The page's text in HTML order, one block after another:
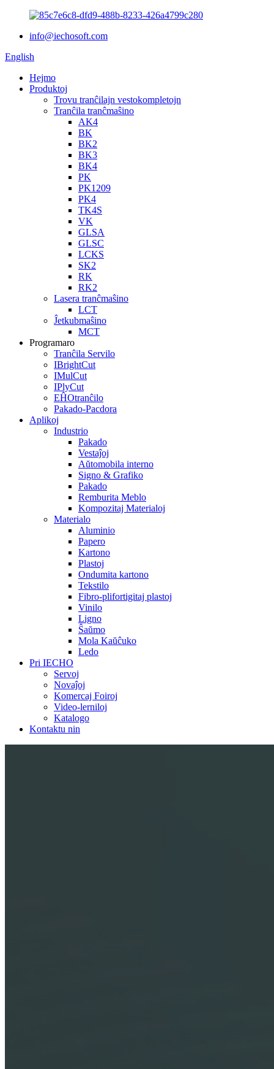
info@iechosoft.com
English
Hejmo
Produktoj
Trovu tranĉilajn vestokompletojn
Tranĉila tranĉmaŝino
AK4
BK
BK2
BK3
BK4
PK
PK1209
PK4
TK4S
VK
GLSA
GLSC
LCKS
SK2
RK
RK2
Lasera tranĉmaŝino
LCT
Ĵetkubmaŝino
MCT
Programaro
Tranĉila Servilo
IBrightCut
IMulCut
IPlyCut
EĤOtranĉilo
Pakado-Pacdora
Aplikoj
Industrio
Pakado
Vestaĵoj
Aŭtomobila interno
Signo & Grafiko
Pakado
Remburita Meblo
Kompozitaj Materialoj
Materialo
Aluminio
Papero
Kartono
Plastoj
Ondumita kartono
Tekstilo
Fibro-plifortigitaj plastoj
Vinilo
Ligno
Ŝaŭmo
Mola Kaŭĉuko
Ledo
Pri IECHO
Servoj
Novaĵoj
Komercaj Foiroj
Video-lerniloj
Katalogo
Kontaktu nin